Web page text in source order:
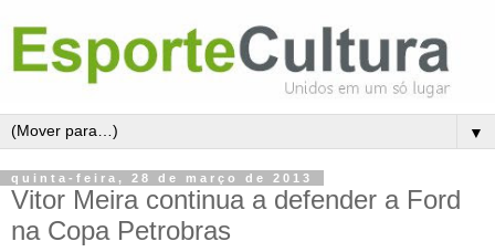
▼
quinta-feira, 28 de março de 2013
Vitor Meira continua a defender a Ford
na Copa Petrobras